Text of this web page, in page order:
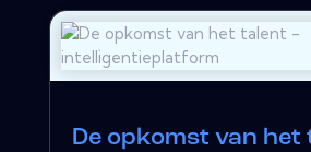
De opkomst van het